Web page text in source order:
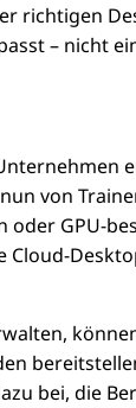
richtigen
– nicht
von
GPU-
bei, die